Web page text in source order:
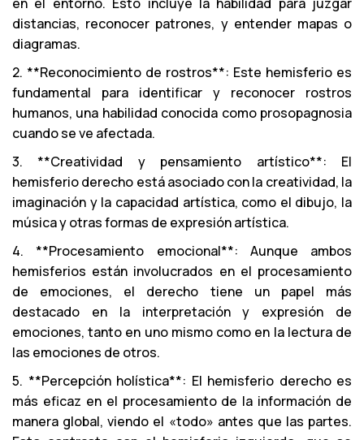
distancias, reconocer patrones, y entender mapas o
diagramas.
2. **Reconocimiento de rostros**: Este hemisferio es
fundamental para identificar y reconocer rostros
humanos, una habilidad conocida como prosopagnosia
cuando se ve afectada.
3. **Creatividad y pensamiento artístico**: El
hemisferio derecho está asociado con la creatividad, la
imaginación y la capacidad artística, como el dibujo, la
música y otras formas de expresión artística.
4. **Procesamiento emocional**: Aunque ambos
hemisferios están involucrados en el procesamiento
de emociones, el derecho tiene un papel más
destacado en la interpretación y expresión de
emociones, tanto en uno mismo como en la lectura de
las emociones de otros.
5. **Percepción holística**: El hemisferio derecho es
más eficaz en el procesamiento de la información de
manera global, viendo el «todo» antes que las partes.